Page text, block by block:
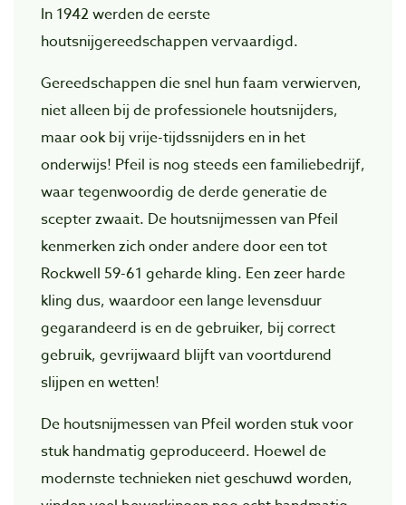
In 1942 werden de eerste
houtsnijgereedschappen vervaardigd.
Gereedschappen die snel hun faam verwierven,
niet alleen bij de professionele houtsnijders,
maar ook bij vrije-tijdssnijders en in het
onderwijs! Pfeil is nog steeds een familiebedrijf,
waar tegenwoordig de derde generatie de
scepter zwaait. De houtsnijmessen van Pfeil
kenmerken zich onder andere door een tot
Rockwell 59-61 geharde kling. Een zeer harde
kling dus, waardoor een lange levensduur
gegarandeerd is en de gebruiker, bij correct
gebruik, gevrijwaard blijft van voortdurend
slijpen en wetten!
De houtsnijmessen van Pfeil worden stuk voor
stuk handmatig geproduceerd. Hoewel de
modernste technieken niet geschuwd worden,